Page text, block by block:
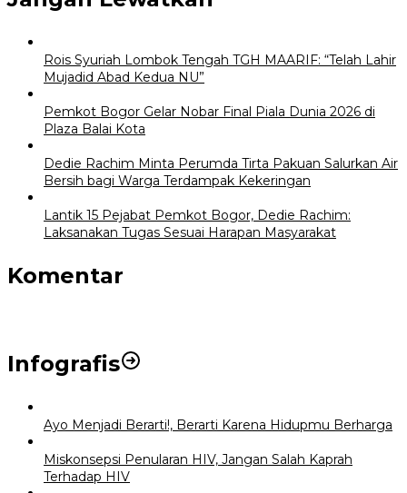
Rois Syuriah Lombok Tengah TGH MAARIF: “Telah Lahir
Mujadid Abad Kedua NU”
Pemkot Bogor Gelar Nobar Final Piala Dunia 2026 di
Plaza Balai Kota
Dedie Rachim Minta Perumda Tirta Pakuan Salurkan Air
Bersih bagi Warga Terdampak Kekeringan
Lantik 15 Pejabat Pemkot Bogor, Dedie Rachim:
Laksanakan Tugas Sesuai Harapan Masyarakat
Komentar
Infografis
Ayo Menjadi Berarti!, Berarti Karena Hidupmu Berharga
Miskonsepsi Penularan HIV, Jangan Salah Kaprah
Terhadap HIV